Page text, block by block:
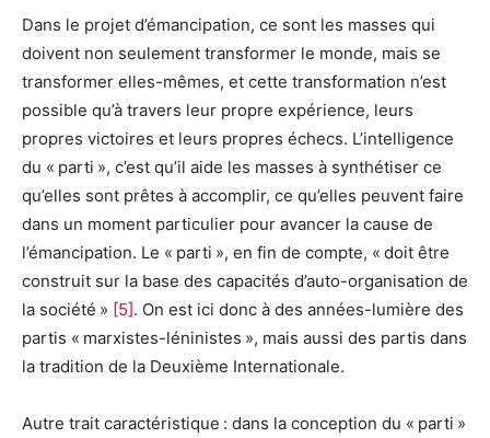
Dans le projet d’émancipation, ce sont les masses qui
doivent non seulement transformer le monde, mais se
transformer elles-mêmes, et cette transformation n’est
possible qu’à travers leur propre expérience, leurs
propres victoires et leurs propres échecs. L’intelligence
du « parti », c’est qu’il aide les masses à synthétiser ce
qu’elles sont prêtes à accomplir, ce qu’elles peuvent faire
dans un moment particulier pour avancer la cause de
l’émancipation. Le « parti », en fin de compte, « doit être
construit sur la base des capacités d’auto-organisation de
la société » [5]. On est ici donc à des années-lumière des
partis « marxistes-léninistes », mais aussi des partis dans
la tradition de la Deuxième Internationale.
Autre trait caractéristique : dans la conception du « parti »